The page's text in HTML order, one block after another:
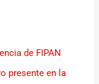
de FIPAN
presente en la